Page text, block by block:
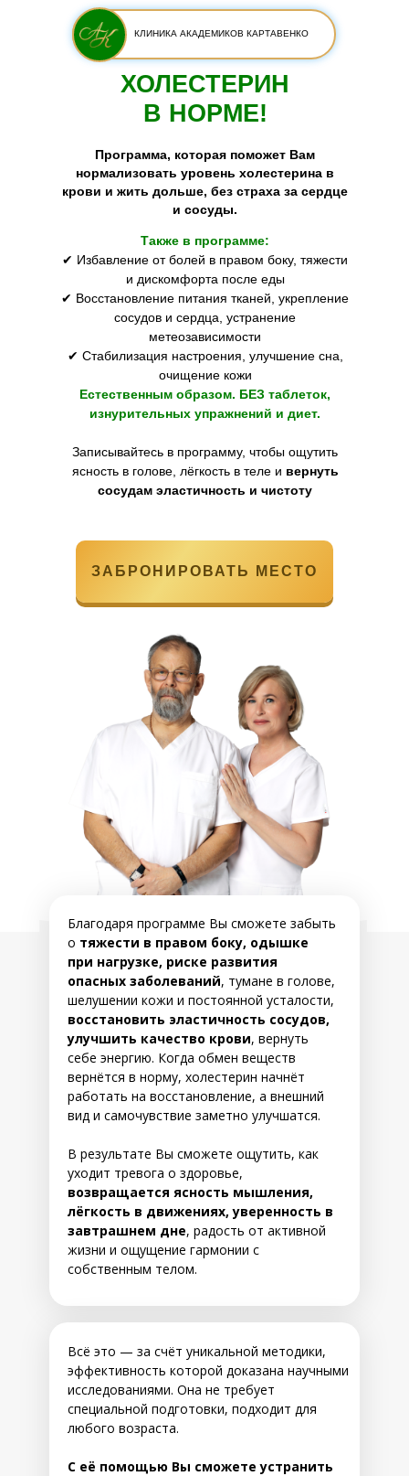
КЛИНИКА АКАДЕМИКОВ КАРТАВЕНКО
ХОЛЕСТЕРИН
В НОРМЕ!
Программа, которая поможет Вам
нормализовать уровень холестерина в
крови и жить дольше, без страха за сердце
и сосуды.
Также в программе:
✔ Избавление от болей в правом боку, тяжести
и дискомфорта после еды
✔ Восстановление питания тканей, укрепление
сосудов и сердца, устранение
метеозависимости
✔ Стабилизация настроения, улучшение сна,
очищение кожи
Естественным образом. БЕЗ таблеток,
изнурительных упражнений и диет.
Записывайтесь в программу, чтобы ощутить
ясность в голове, лёгкость в теле и вернуть
сосудам эластичность и чистоту
ЗАБРОНИРОВАТЬ МЕСТО
Благодаря программе Вы сможете забыть
о тяжести в правом боку, одышке
при нагрузке, риске развития
опасных заболеваний, тумане в голове,
шелушении кожи и постоянной усталости,
восстановить эластичность сосудов,
улучшить качество крови, вернуть
себе энергию. Когда обмен веществ
вернётся в норму, холестерин начнёт
работать на восстановление, а внешний
вид и самочувствие заметно улучшатся.
В результате Вы сможете ощутить, как
уходит тревога о здоровье,
возвращается ясность мышления,
лёгкость в движениях, уверенность в
завтрашнем дне, радость от активной
жизни и ощущение гармонии с
собственным телом.
Всё это — за счёт уникальной методики,
эффективность которой доказана научными
исследованиями. Она не требует
специальной подготовки, подходит для
любого возраста.
С её помощью Вы сможете устранить